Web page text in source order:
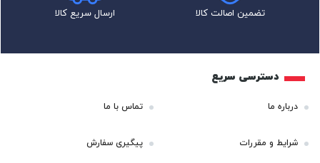
تضمین اصالت کالا ارسال سریع کالا
دسترسی سریع
درباره ما تماس با ما
شرایط و مقررات پیگیری سفارش